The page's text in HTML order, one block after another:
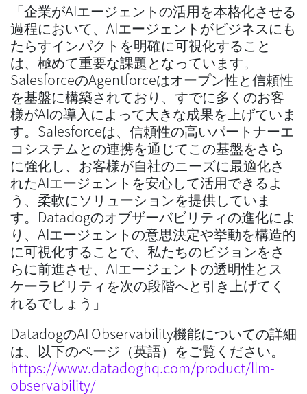
「企業がAIエージェントの活用を本格化させる
過程において、AIエージェントがビジネスにも
たらすインパクトを明確に可視化すること
は、極めて重要な課題となっています。
SalesforceのAgentforceはオープン性と信頼性
を基盤に構築されており、すでに多くのお客
様がAIの導入によって大きな成果を上げていま
す。Salesforceは、信頼性の高いパートナーエ
コシステムとの連携を通じてこの基盤をさら
に強化し、お客様が自社のニーズに最適化さ
れたAIエージェントを安心して活用できるよ
う、柔軟にソリューションを提供していま
す。Datadogのオブザーバビリティの進化によ
り、AIエージェントの意思決定や挙動を構造的
に可視化することで、私たちのビジョンをさ
らに前進させ、AIエージェントの透明性とス
ケーラビリティを次の段階へと引き上げてく
れるでしょう」
DatadogのAI Observability機能についての詳細
は、以下のページ（英語）をご覧ください。
https://www.datadoghq.com/product/llm-
observability/